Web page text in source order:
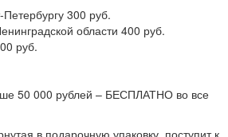
300 руб.
области 400 руб.
руб.
50 000 рублей – БЕСПЛАТНО во все